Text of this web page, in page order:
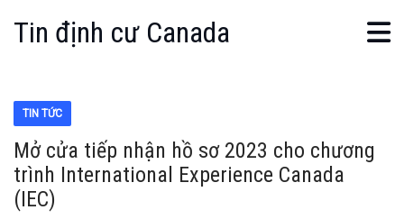
Tin định cư Canada
TIN TỨC
Mở cửa tiếp nhận hồ sơ 2023 cho chương
trình International Experience Canada
(IEC)